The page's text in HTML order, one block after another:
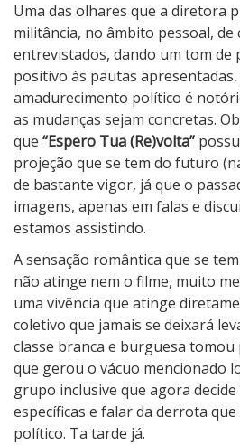
Uma das olhares que a diretora
militância, no âmbito pessoal, de
entrevistados, dando um tom
positivo às pautas
amadurecimento político é
as mudanças sejam concretas.
que “Espero Tua (Re)volta”
projeção que se tem do futuro
de bastante vigor, já que o
imagens, apenas em falas e
estamos assistindo.
A sensação romântica que se
não atinge nem o filme, muito
uma vivência que atinge
coletivo que jamais se deixará
classe branca e burguesa
que gerou o vácuo mencionado
grupo inclusive que agora
específicas e falar da derrota
político. Ta tarde já.